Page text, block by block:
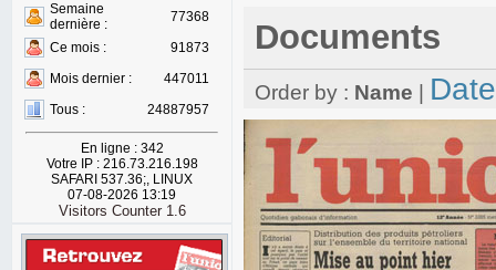
Semaine
dernière :
77368
Ce mois :
91873
Mois dernier :
447011
Tous :
24887957
En ligne : 342
Votre IP : 216.73.216.198
SAFARI 537.36;, LINUX
07-08-2026 13:19
Visitors Counter 1.6
Documents
Order by : Name Date